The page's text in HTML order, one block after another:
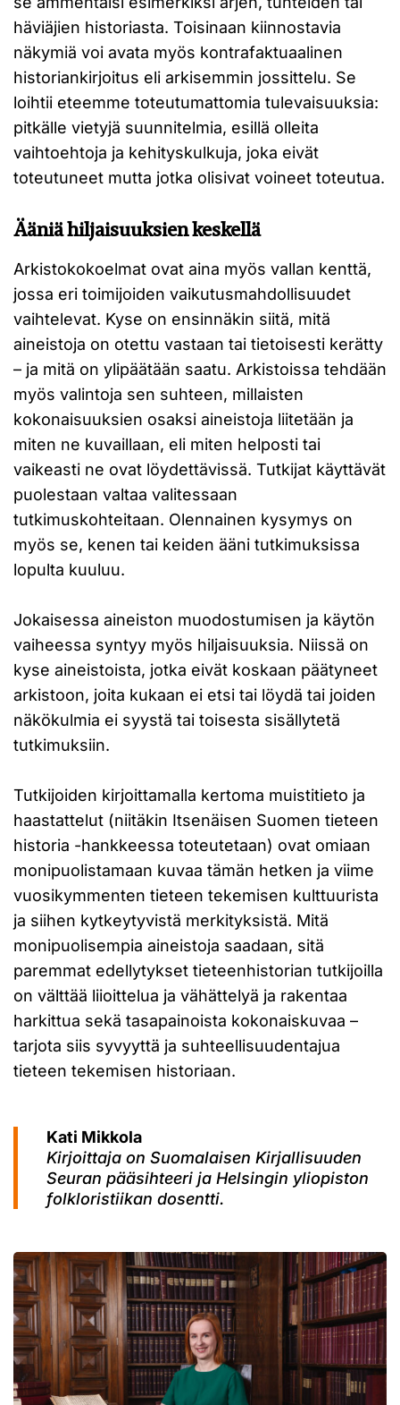
häviäjien historiasta. Toisinaan kiinnostavia
näkymiä voi avata myös kontrafaktuaalinen
historiankirjoitus eli arkisemmin jossittelu. Se
loihtii eteemme toteutumattomia tulevaisuuksia:
pitkälle vietyjä suunnitelmia, esillä olleita
vaihtoehtoja ja kehityskulkuja, joka eivät
toteutuneet mutta jotka olisivat voineet toteutua.
Ääniä hiljaisuuksien keskellä
Arkistokokoelmat ovat aina myös vallan kenttä,
jossa eri toimijoiden vaikutusmahdollisuudet
vaihtelevat. Kyse on ensinnäkin siitä, mitä
aineistoja on otettu vastaan tai tietoisesti kerätty
– ja mitä on ylipäätään saatu. Arkistoissa tehdään
myös valintoja sen suhteen, millaisten
kokonaisuuksien osaksi aineistoja liitetään ja
miten ne kuvaillaan, eli miten helposti tai
vaikeasti ne ovat löydettävissä. Tutkijat käyttävät
puolestaan valtaa valitessaan
tutkimuskohteitaan. Olennainen kysymys on
myös se, kenen tai keiden ääni tutkimuksissa
lopulta kuuluu.
Jokaisessa aineiston muodostumisen ja käytön
vaiheessa syntyy myös hiljaisuuksia. Niissä on
kyse aineistoista, jotka eivät koskaan päätyneet
arkistoon, joita kukaan ei etsi tai löydä tai joiden
näkökulmia ei syystä tai toisesta sisällytetä
tutkimuksiin.
Tutkijoiden kirjoittamalla kertoma muistitieto ja
haastattelut (niitäkin Itsenäisen Suomen tieteen
historia -hankkeessa toteutetaan) ovat omiaan
monipuolistamaan kuvaa tämän hetken ja viime
vuosikymmenten tieteen tekemisen kulttuurista
ja siihen kytkeytyvistä merkityksistä. Mitä
monipuolisempia aineistoja saadaan, sitä
paremmat edellytykset tieteenhistorian tutkijoilla
on välttää liioittelua ja vähättelyä ja rakentaa
harkittua sekä tasapainoista kokonaiskuvaa –
tarjota siis syvyyttä ja suhteellisuudentajua
tieteen tekemisen historiaan.
Kati Mikkola
Kirjoittaja on Suomalaisen Kirjallisuuden
Seuran pääsihteeri ja Helsingin yliopiston
folkloristiikan dosentti.